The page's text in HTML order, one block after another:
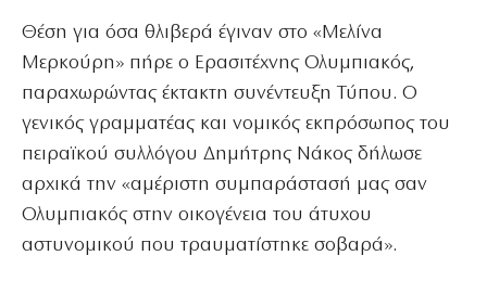
Θέση για όσα θλιβερά έγιναν στο «Μελίνα
Μερκούρη» πήρε ο Ερασιτέχνης Ολυμπιακός,
παραχωρώντας έκτακτη συνέντευξη Τύπου. Ο
γενικός γραμματέας και νομικός εκπρόσωπος του
πειραϊκού συλλόγου Δημήτρης Νάκος δήλωσε
αρχικά την «αμέριστη συμπαράστασή μας σαν
Ολυμπιακός στην οικογένεια του άτυχου
αστυνομικού που τραυματίστηκε σοβαρά».